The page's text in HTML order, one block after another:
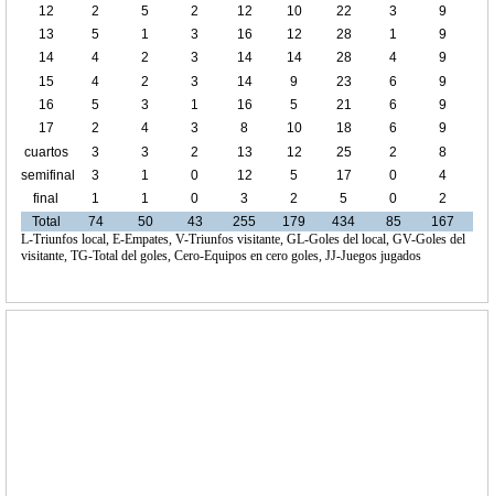
12
2 5 2 12 10 22 3
9
13
5 1 3 16 12 28 1
9
14
4 2 3 14 14 28 4
9
15
4 2 3 14 9 23 6
9
16
5 3 1 16 5 21 6
9
17
2 4 3 8 10 18 6
9
cuartos
de final
3 3 2 13 12 25 2
8
semifinal
3 1 0 12 5 17 0
4
final
1 1 0 3 2 5 0
2
Total
74 50 43 255 179 434 85
167
L-Triunfos local, E-Empates, V-Triunfos visitante, GL-Goles del local, GV-Goles del
visitante, TG-Total del goles, Cero-Equipos en cero goles, JJ-Juegos jugados